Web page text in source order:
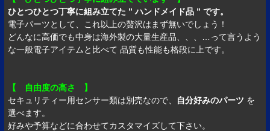
ひとつひとつ丁寧に組み立てた ” ハンドメイド品 ” です。
電子パーツとして、これ以上の贅沢はまず無いでしょう！
どんなに高価でも中身は海外製の大量生産品、、、…って言うよう
な一般電子アイテムと比べて 品質も性能も格段に上です。
【 自由度の高さ 】
セキュリティー用センサー類は別売なので、
自分好みのパーツ を
選べます。
好みや予算などに合わせてカスタマイズして下さい。